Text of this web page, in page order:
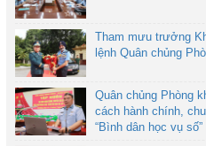
Tham mưu trưởng
lệnh Quân chủng
Quân chủng Phòng
cách hành chính,
“Bình dân học vụ số”